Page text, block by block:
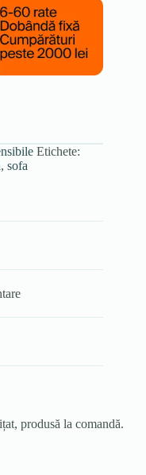
Etichete:
, sofa
produsă la comandă.